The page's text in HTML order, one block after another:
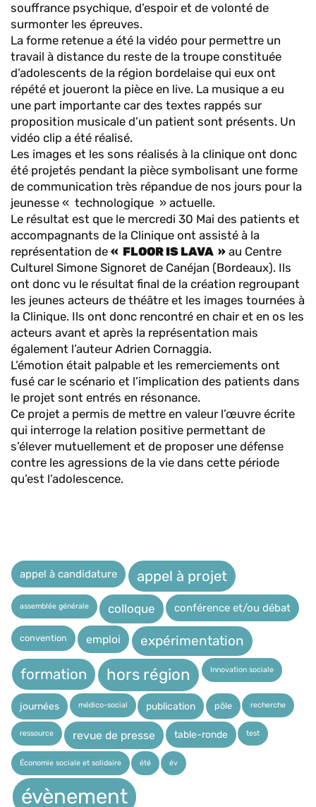
souffrance psychique, d’espoir et de volonté de
surmonter les épreuves.
La forme retenue a été la vidéo pour permettre un
travail à distance du reste de la troupe constituée
d’adolescents de la région bordelaise qui eux ont
répété et joueront la pièce en live. La musique a eu
une part importante car des textes rappés sur
proposition musicale d’un patient sont présents. Un
vidéo clip a été réalisé.
Les images et les sons réalisés à la clinique ont donc
été projetés pendant la pièce symbolisant une forme
de communication très répandue de nos jours pour la
jeunesse « technologique » actuelle.
Le résultat est que le mercredi 30 Mai des patients et
accompagnants de la Clinique ont assisté à la
représentation de « FLOOR IS LAVA » au Centre
Culturel Simone Signoret de Canéjan (Bordeaux). Ils
ont donc vu le résultat final de la création regroupant
les jeunes acteurs de théâtre et les images tournées à
la Clinique. Ils ont donc rencontré en chair et en os les
acteurs avant et après la représentation mais
également l’auteur Adrien Cornaggia.
L’émotion était palpable et les remerciements ont
fusé car le scénario et l’implication des patients dans
le projet sont entrés en résonance.
Ce projet a permis de mettre en valeur l’œuvre écrite
qui interroge la relation positive permettant de
s’élever mutuellement et de proposer une défense
contre les agressions de la vie dans cette période
qu’est l’adolescence.
appel à candidature appel à projet
assemblée générale colloque conférence et/ou débat
convention emploi expérimentation
formation hors région Innovation sociale
journées médico-social publication pôle recherche
ressource revue de presse table-ronde test
Économie sociale et solidaire été év
évènement